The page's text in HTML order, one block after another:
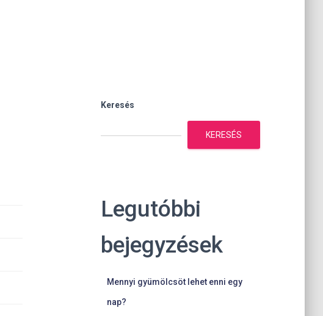
Keresés
KERESÉS
Legutóbbi
bejegyzések
Mennyi gyümölcsöt lehet enni egy
nap?